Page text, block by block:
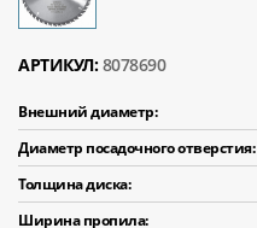
АРТИКУЛ: 8078690
Внешний диаметр:
Диаметр посадочного отверстия:
Толщина диска:
Ширина пропила: